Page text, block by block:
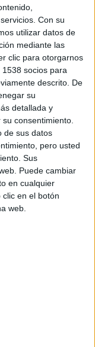
Con su
utilizar datos de
mediante las
clic para otorgarnos
socios para
descrito. De
su
detallada y
consentimiento.
de sus datos
pero usted
Sus
Puede cambiar
en cualquier
en el botón
web.
Proyas, director
en su reparto
,300),Brenton
Nikolaj Coster-
Eaton
(Daredevil,G.I.
(
I feel good: La
Rush(
merchandising